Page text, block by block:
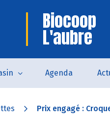
Biocoop
L'aubre
Agenda
Prix engagé :